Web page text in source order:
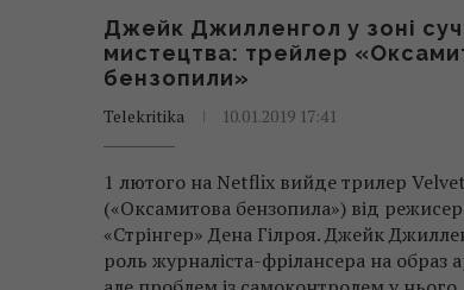
Джейк Джилленгол у зоні
мистецтва: трейлер
бензопили»
Telekritika 10.01.2019 17:41
1 лютого на Netflix вийде трилер
(«Оксамитова бензопила») від
«Стрінгер» Дена Гілроя. Джейк
роль журналіста-фрілансера на образ